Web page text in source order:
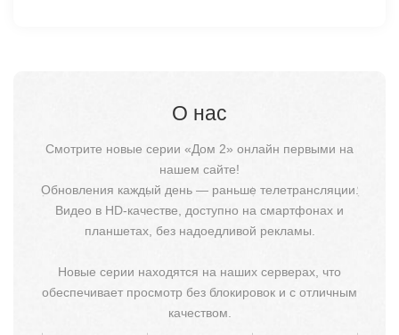
О нас
Смотрите новые серии «Дом 2» онлайн первыми на
нашем сайте!
Обновления каждый день — раньше телетрансляции.
Видео в HD-качестве, доступно на смартфонах и
планшетах, без надоедливой рекламы.
Новые серии находятся на наших серверах, что
обеспечивает просмотр без блокировок и с отличным
качеством.